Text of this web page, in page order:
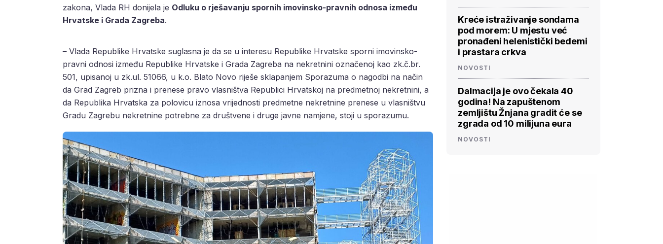
zakona, Vlada RH donijela je Odluku o rješavanju spornih imovinsko-pravnih odnosa između
Hrvatske i Grada Zagreba.
– Vlada Republike Hrvatske suglasna je da se u interesu Republike Hrvatske sporni imovinsko-
pravni odnosi između Republike Hrvatske i Grada Zagreba na nekretnini označenoj kao zk.č.br.
501, upisanoj u zk.ul. 51066, u k.o. Blato Novo riješe sklapanjem Sporazuma o nagodbi na način
da Grad Zagreb prizna i prenese pravo vlasništva Republici Hrvatskoj na predmetnoj nekretnini, a
da Republika Hrvatska za polovicu iznosa vrijednosti predmetne nekretnine prenese u vlasništvu
Gradu Zagrebu nekretnine potrebne za društvene i druge javne namjene, stoji u sporazumu.
Kreće istraživanje sondama
pod morem: U mjestu već
pronađeni helenistički bedemi
i prastara crkva
NOVOSTI
Dalmacija je ovo čekala 40
godina! Na zapuštenom
zemljištu Žnjana gradit će se
zgrada od 10 milijuna eura
NOVOSTI